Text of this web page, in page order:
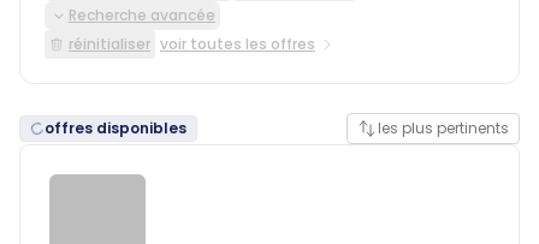
Recherche avancée
réinitialiser voir toutes les offres
offres disponibles les plus pertinents